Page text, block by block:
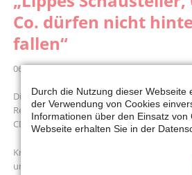
Co. dürfen nicht
fallen“
06.05.2020 09:05
Die lippischen SPD-Abgeordneten fordern
Rettungsschirm für die Saison-, Kultur- und
CDU und FDP konzentrieren sich lieber auf
Kreis Lippe. Restaurants, Kneipen und Bars
und Schützenfeste, Konzerte, Events und
Durch die Nutzung dieser Webseite
der Verwendung von Cookies
Informationen über den Einsatz von
Webseite erhalten Sie in der